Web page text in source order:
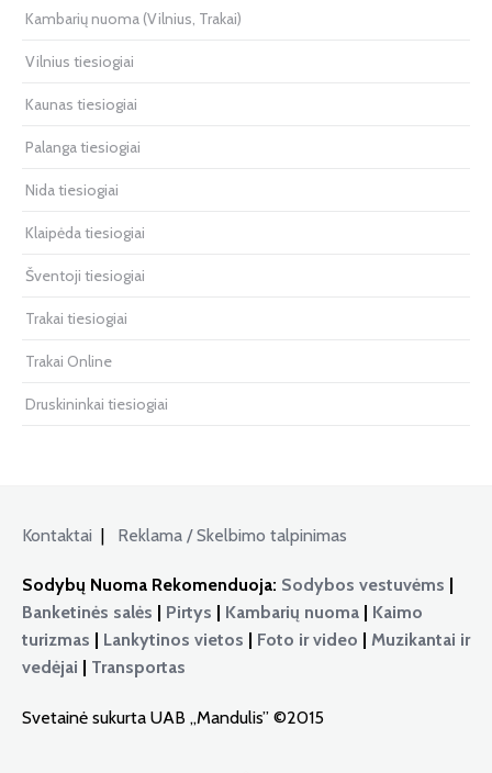
Kambarių nuoma (Vilnius, Trakai)
Vilnius tiesiogiai
Kaunas tiesiogiai
Palanga tiesiogiai
Nida tiesiogiai
Klaipėda tiesiogiai
Šventoji tiesiogiai
Trakai tiesiogiai
Trakai Online
Druskininkai tiesiogiai
Kontaktai | Reklama / Skelbimo talpinimas
Sodybų Nuoma Rekomenduoja: Sodybos vestuvėms
Banketinės salės
Pirtys Kambarių nuoma
Kaimo
turizmas
Lankytinos vietos Foto ir video
Muzikantai ir
vedėjai
Transportas
Svetainė sukurta UAB „Mandulis” ©2015